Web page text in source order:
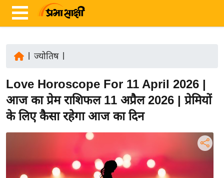
ज़ा
ख
ब
र
ज्योतिष|
Love Horoscope For 11 April 2026 |
आज का प्रेम राशिफल 11 अप्रैल 2026 | प्रेमियों
के लिए कैसा रहेगा आज का दिन